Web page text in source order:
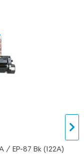
EP-87 Bk (122A)